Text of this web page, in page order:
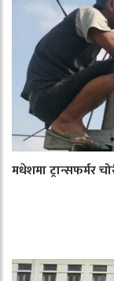
मधेशमा ट्रान्सफर्मर